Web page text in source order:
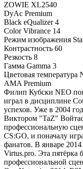
ZOWIE XL2540
DyAc Premium
Black eQualizer 4
Color Vibrance 14
Режим изображения
Контрастность 60
Резкость 8
Гамма Gamma 3
Цветовая температура
AMA Premium
Филип Кубски NEO
играл в дисциплине
успехов. Уже в 2004
Виктором "TaZ"
профессиональную
CS:GO, и поначалу
фанатов. В январе
Virtus.pro. Эта пятёрка
профессиональной